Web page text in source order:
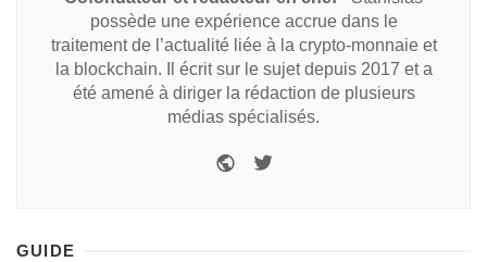
possède une expérience accrue dans le
traitement de l’actualité liée à la crypto-monnaie et
la blockchain. Il écrit sur le sujet depuis 2017 et a
été amené à diriger la rédaction de plusieurs
médias spécialisés.
GUIDE